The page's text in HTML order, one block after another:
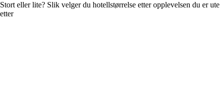
Stort eller lite? Slik velger du hotellstørrelse etter opplevelsen du er ute
etter